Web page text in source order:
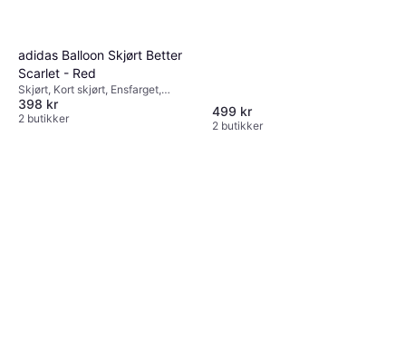
adidas Balloon Skjørt Better
Scarlet - Red
Skjørt, Kort skjørt, Ensfarget,
Materialer: Polyester
398 kr
2 butikker 499 kr
2 butikker